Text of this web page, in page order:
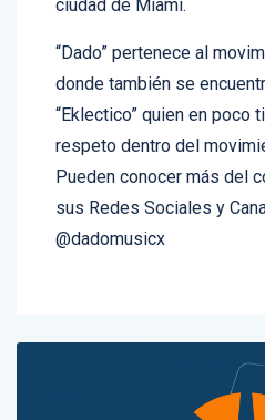
donde también se
“Eklectico” quien en poco
respeto dentro del
Pueden conocer más del
sus Redes Sociales y
@dadomusicx